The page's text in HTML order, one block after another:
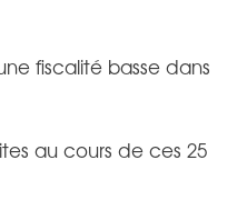
fiscalité basse dans
au cours de ces 25